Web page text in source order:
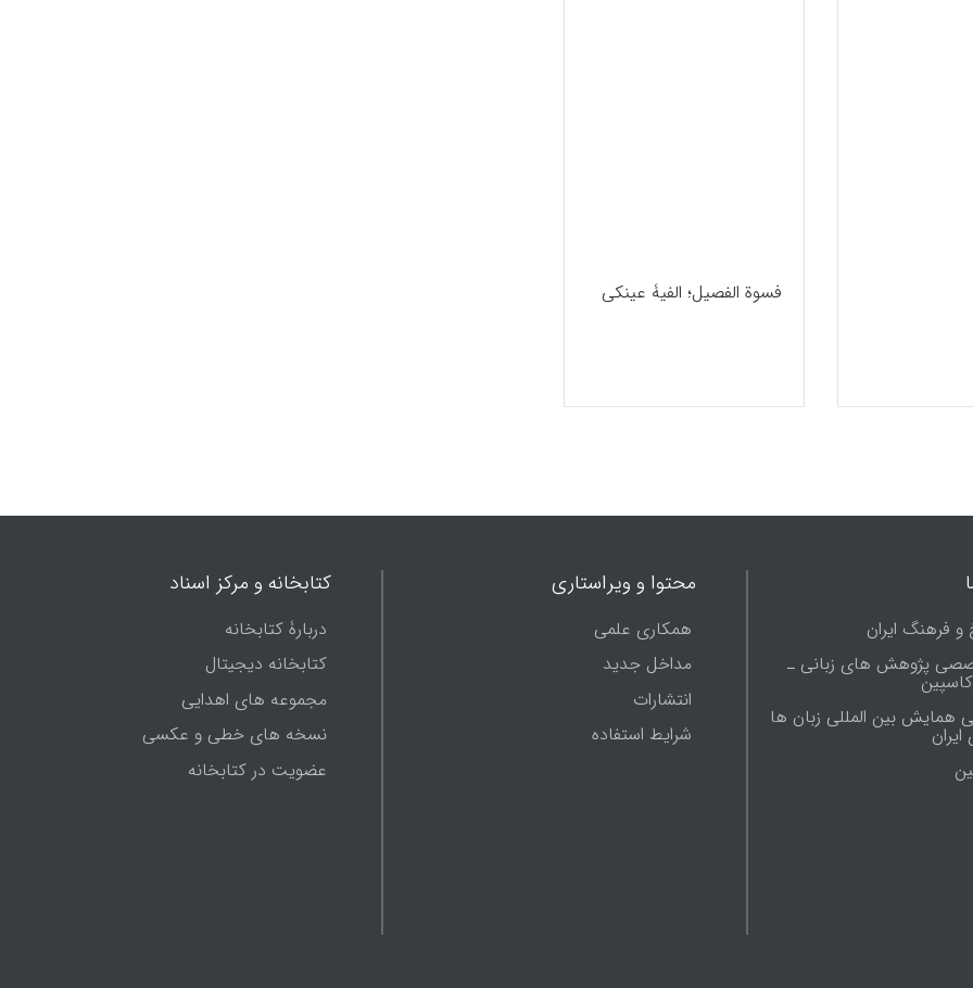
فسوة الفصیل؛ الفیۀ عینکی
و فرهنگ ایران
پژوهش های زبانی ـ
همایش بین المللی زبان ها
محتوا و ویراستاری
همکاری علمی
مداخل جدید
انتشارات
شرایط استفاده
کتابخانه و مرکز اسناد
دربارۀ کتابخانه
کتابخانه دیجیتال
مجموعه های اهدایی
نسخه های خطی و عکسی
عضویت در کتابخانه